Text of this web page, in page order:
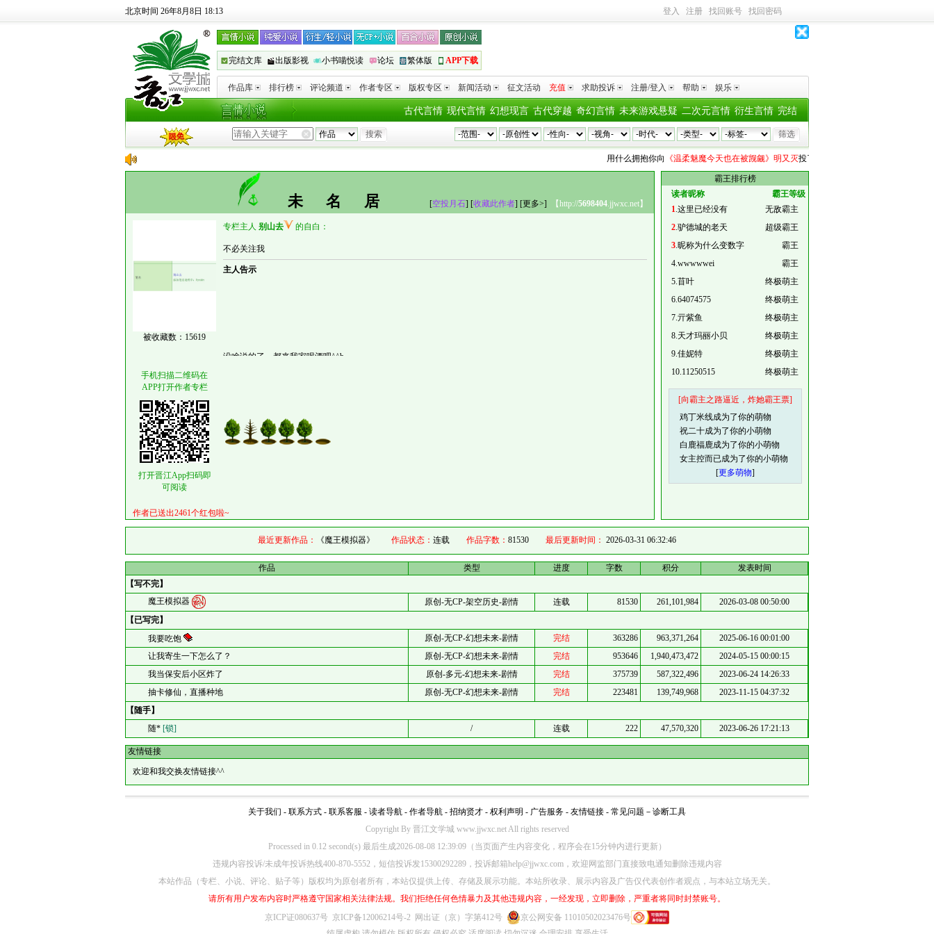
北京时间 26年8月8日 18:13 登入 注册 找回账号 找回密码
完结文库 出版影视 小书喵悦读 论坛 繁体版 APP下载
作品库 排行榜 评论频道 作者专区 版权专区 新闻活动 征文活动 充值 求助投诉 注册/登入 帮助 娱乐
完结
衍生言情
二次元言情
未来游戏悬疑
奇幻言情
古代穿越
幻想现言
现代言情
古代言情
用什么拥抱你向《温柔魅魔今天也在被觊觎》明又灭投了1个深水鱼雷
未名居 [空投月石] [收藏此作者] [更多>] 【http://5698404.jjwxc.net】
被收藏数：15619
专栏主人 别山去 的自白：
不必关注我
主人告示
没啥说的了，都来我家喝酒吧^^b
手机扫描二维码在
APP打开作者专栏
打开晋江App扫码即
可阅读
作者已送出2461个红包啦~
霸王排行榜
读者昵称
霸王等级
1.这里已经没有
无敌霸主
2.驴德城的老天
超级霸王
3.昵称为什么变数字
霸王
4.wwwwwei
霸王
5.苜叶
终极萌主
6.64074575
终极萌主
7.亓紫鱼
终极萌主
8.天才玛丽小贝
终极萌主
9.佳妮特
终极萌主
10.11250515 终极萌主
[向霸主之路逼近，炸她霸王票]
鸡丁米线成为了你的萌物
祝二十成为了你的小萌物
白鹿福鹿成为了你的小萌物
女主控而已成为了你的小萌物
[更多萌物]
最近更新作品： 《魔王模拟器》 作品状态： 连载 作品字数： 81530 最后更新时间： 2026-03-31 06:32:46
作品 类型 进度 字数 积分
发表时间
【写不完】
魔王模拟器
原创-无CP-架空历史-剧情 连载 81530 261,101,984
2026-03-08 00:50:00
【已写完】
我要吃饱
原创-无CP-幻想未来-剧情 完结 363286 963,371,264
2025-06-16 00:01:00
让我寄生一下怎么了？
原创-无CP-幻想未来-剧情 完结 953646 1,940,473,472
2024-05-15 00:00:15
我当保安后小区炸了
原创-多元-幻想未来-剧情 完结 375739 587,322,496
2023-06-24 14:26:33
抽卡修仙，直播种地
原创-无CP-幻想未来-剧情 完结 223481 139,749,968
2023-11-15 04:37:32
【随手】
随* [锁] / 连载 222 47,570,320 2023-06-26 17:21:13
友情链接
欢迎和我交换友情链接^^
关于我们 - 联系方式 - 联系客服 - 读者导航 - 作者导航 - 招纳贤才 - 权利声明 - 广告服务 - 友情链接 - 常见问题 － 诊断工具
Copyright By 晋江文学城 www.jjwxc.net All rights reserved
Processed in 0.12 second(s) 最后生成2026-08-08 12:39:09（当页面产生内容变化，程序会在15分钟内进行更新）
违规内容投诉/未成年投诉热线400-870-5552，短信投诉发15300292289，投诉邮箱help@jjwxc.com，欢迎网监部门直接致电通知删除违规内容
本站作品（专栏、小说、评论、贴子等）版权均为原创者所有，本站仅提供上传、存储及展示功能。本站所收录、展示内容及广告仅代表创作者观点，与本站立场无关。
请所有用户发布内容时严格遵守国家相关法律法规。我们拒绝任何色情暴力及其他违规内容，一经发现，立即删除，严重者将同时封禁账号。
京ICP证080637号 京ICP备12006214号-2 网出证（京）字第412号
京公网安备 11010502023476号